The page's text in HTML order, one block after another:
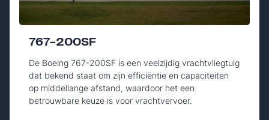
767-200SF
De Boeing 767-200SF is een veelzijdig vrachtvliegtuig
dat bekend staat om zijn efficiëntie en capaciteiten
op middellange afstand, waardoor het een
betrouwbare keuze is voor vrachtvervoer.